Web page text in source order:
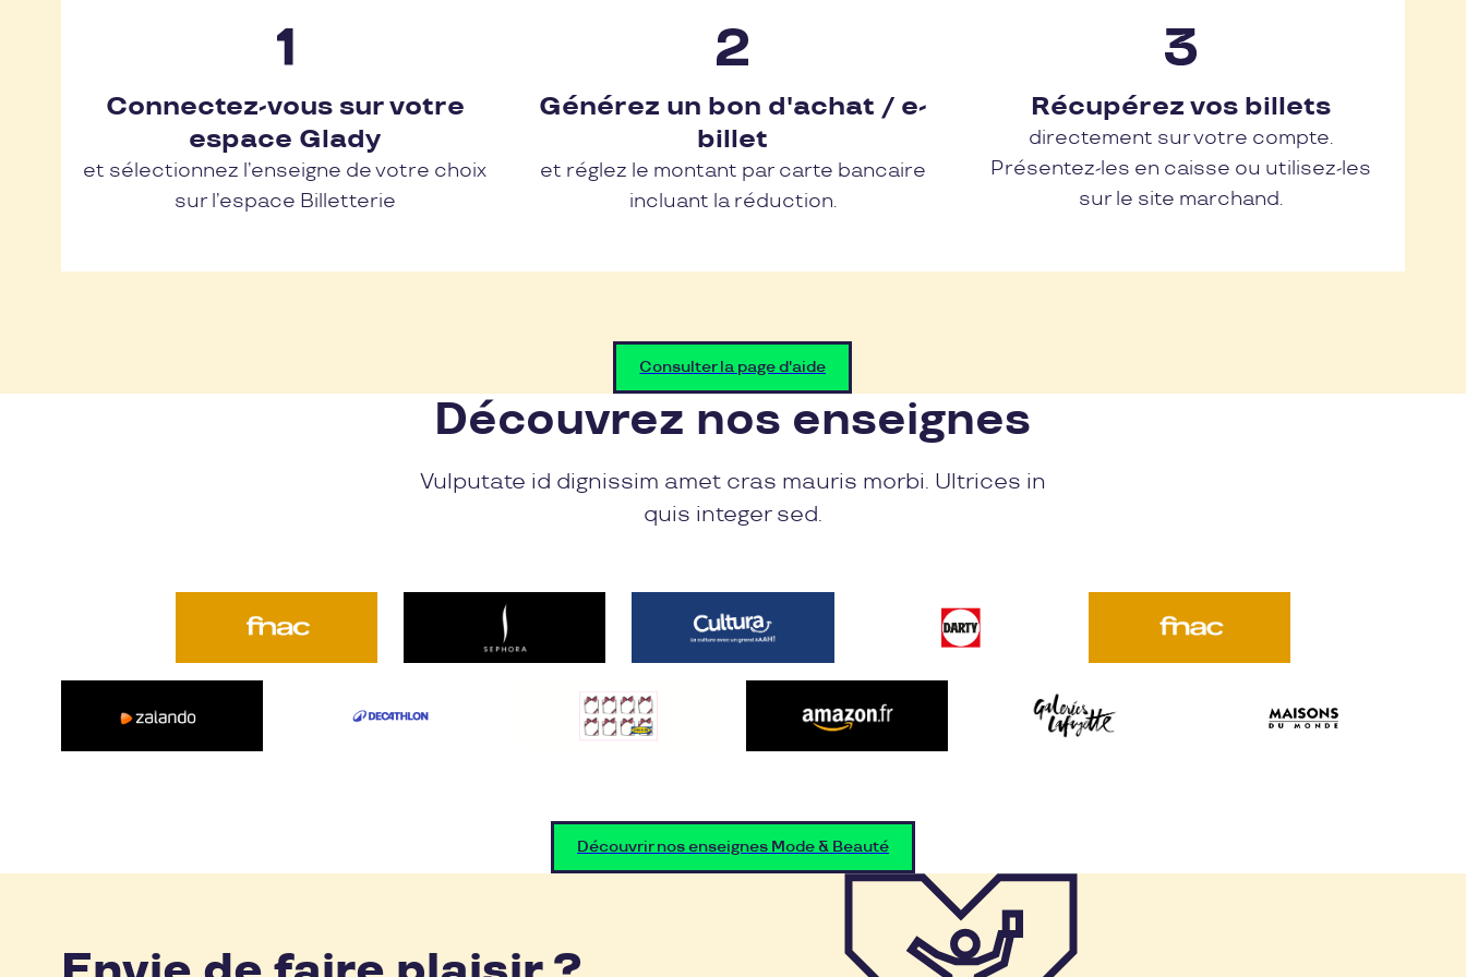
Connectez-vous sur votre
espace Glady
et sélectionnez l’enseigne de votre choix
sur l’espace Billetterie
Générez un bon d'achat / e-
billet
et réglez le montant par carte bancaire
incluant la réduction.
Récupérez vos billets
directement sur votre compte.
Présentez-les en caisse ou utilisez-les
sur le site marchand.
Consulter la page d'aide
Découvrez nos enseignes
Vulputate id dignissim amet cras mauris morbi. Ultrices in
quis integer sed.
Découvrir nos enseignes Mode & Beauté